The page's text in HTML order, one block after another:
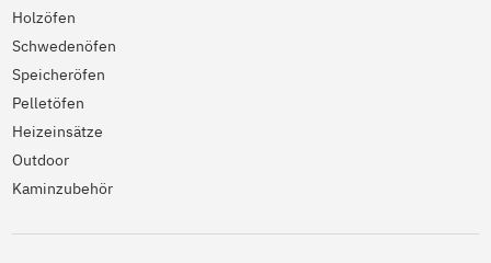
Holzöfen
Schwedenöfen
Speicheröfen
Pelletöfen
Heizeinsätze
Outdoor
Kaminzubehör